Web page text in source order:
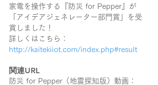
家電を操作する『防災 for Pepper』が
「アイデアジェネレーター部門賞」を受
賞しました！
詳しくはこちら：
http://kaitekiiot.com/index.php#result
関連URL
防災 for Pepper（地震探知版）動画：